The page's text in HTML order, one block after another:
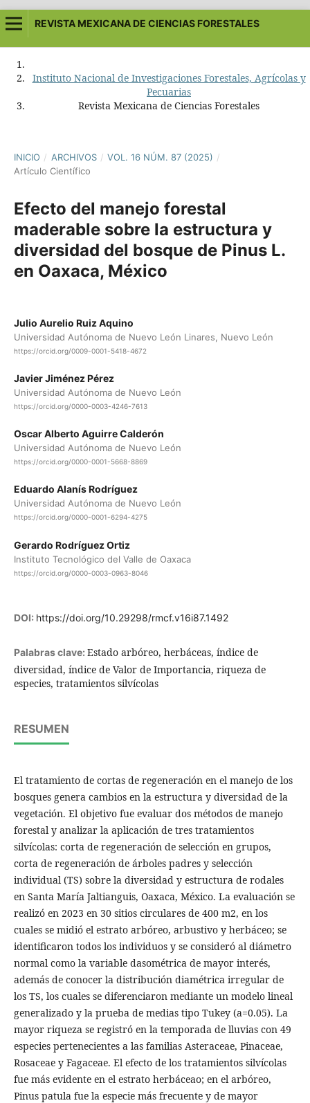
REVISTA MEXICANA DE CIENCIAS FORESTALES
Instituto Nacional de Investigaciones Forestales, Agrícolas y
Pecuarias
Revista Mexicana de Ciencias Forestales
INICIO / ARCHIVOS / VOL. 16 NÚM. 87 (2025) /
Artículo Científico
Efecto del manejo forestal
maderable sobre la estructura y
diversidad del bosque de Pinus L.
en Oaxaca, México
Julio Aurelio Ruiz Aquino
Universidad Autónoma de Nuevo León Linares, Nuevo León
https://orcid.org/0009-0001-5418-4672
Javier Jiménez Pérez
Universidad Autónoma de Nuevo León
https://orcid.org/0000-0003-4246-7613
Oscar Alberto Aguirre Calderón
Universidad Autónoma de Nuevo León
https://orcid.org/0000-0001-5668-8869
Eduardo Alanís Rodríguez
Universidad Autónoma de Nuevo León
https://orcid.org/0000-0001-6294-4275
Gerardo Rodríguez Ortiz
Instituto Tecnológico del Valle de Oaxaca
https://orcid.org/0000-0003-0963-8046
DOI: https://doi.org/10.29298/rmcf.v16i87.1492
Palabras clave: Estado arbóreo, herbáceas, índice de
diversidad, índice de Valor de Importancia, riqueza de
especies, tratamientos silvícolas
RESUMEN
El tratamiento de cortas de regeneración en el manejo de los
bosques genera cambios en la estructura y diversidad de la
vegetación. El objetivo fue evaluar dos métodos de manejo
forestal y analizar la aplicación de tres tratamientos
silvícolas: corta de regeneración de selección en grupos,
corta de regeneración de árboles padres y selección
individual (TS) sobre la diversidad y estructura de rodales
en Santa María Jaltianguis, Oaxaca, México. La evaluación se
realizó en 2023 en 30 sitios circulares de 400 m2, en los
cuales se midió el estrato arbóreo, arbustivo y herbáceo; se
identificaron todos los individuos y se consideró al diámetro
normal como la variable dasométrica de mayor interés,
además de conocer la distribución diamétrica irregular de
los TS, los cuales se diferenciaron mediante un modelo lineal
generalizado y la prueba de medias tipo Tukey (a=0.05). La
mayor riqueza se registró en la temporada de lluvias con 49
especies pertenecientes a las familias Asteraceae, Pinaceae,
Rosaceae y Fagaceae. El efecto de los tratamientos silvícolas
fue más evidente en el estrato herbáceao; en el arbóreo,
Pinus patula fue la especie más frecuente y de mayor